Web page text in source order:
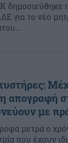
δημοσιεύθηκε
για το νέο
η απογραφή
με
μετρά ο
που έχουν